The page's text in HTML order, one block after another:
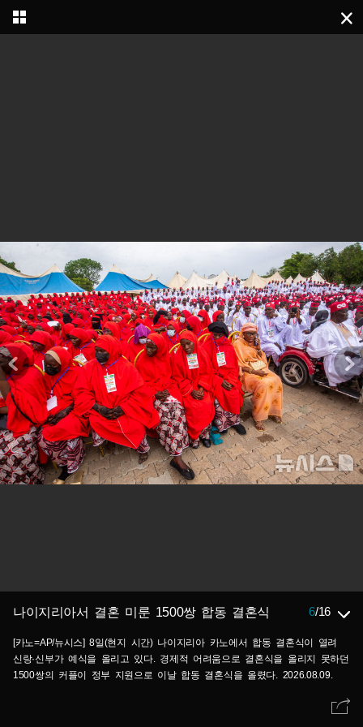
나이지리아서 결혼 미룬 1500쌍 합동 결혼식 6/16
[카노=AP/뉴시스] 8일(현지 시간) 나이지리아 카노에서 합동 결혼식이 열려
신랑·신부가 예식을 올리고 있다. 경제적 어려움으로 결혼식을 올리지 못하던
1500쌍의 커플이 정부 지원으로 이날 합동 결혼식을 올렸다. 2026.08.09.